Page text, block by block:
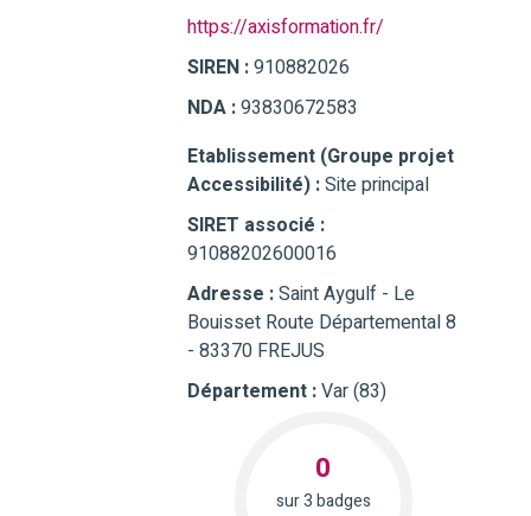
https://axisformation.fr/
SIREN :910882026
NDA :93830672583
Etablissement (Groupe projet
Accessibilité) :Site principal
SIRET associé :
91088202600016
Adresse :Saint Aygulf - Le
Bouisset Route Départemental 8
- 83370 FREJUS
Département :Var (83)
0
sur 3 badges